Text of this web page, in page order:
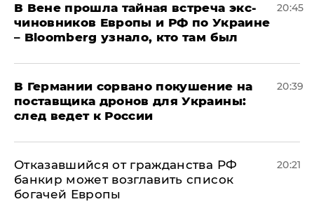
В Вене прошла тайная встреча экс-
чиновников Европы и РФ по Украине
– Bloomberg узнало, кто там был
20:45
​В Германии сорвано покушение на
поставщика дронов для Украины:
след ведет к России
20:39
Отказавшийся от гражданства РФ
банкир может возглавить список
богачей Европы
20:21